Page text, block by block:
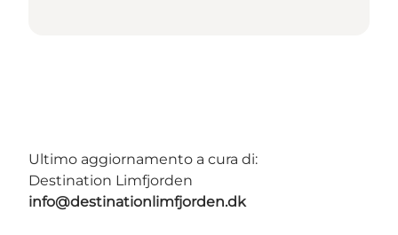
Ultimo aggiornamento a cura di:
Destination Limfjorden
info@destinationlimfjorden.dk